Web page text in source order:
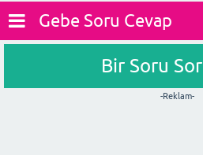
Gebe Soru Cevap
Bir Soru Sor
-Reklam-